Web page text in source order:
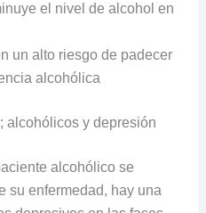
el nivel de alcohol en
un alto riesgo de padecer
alcohólica
alcohólicos y depresión
alcohólico se
su enfermedad, hay una